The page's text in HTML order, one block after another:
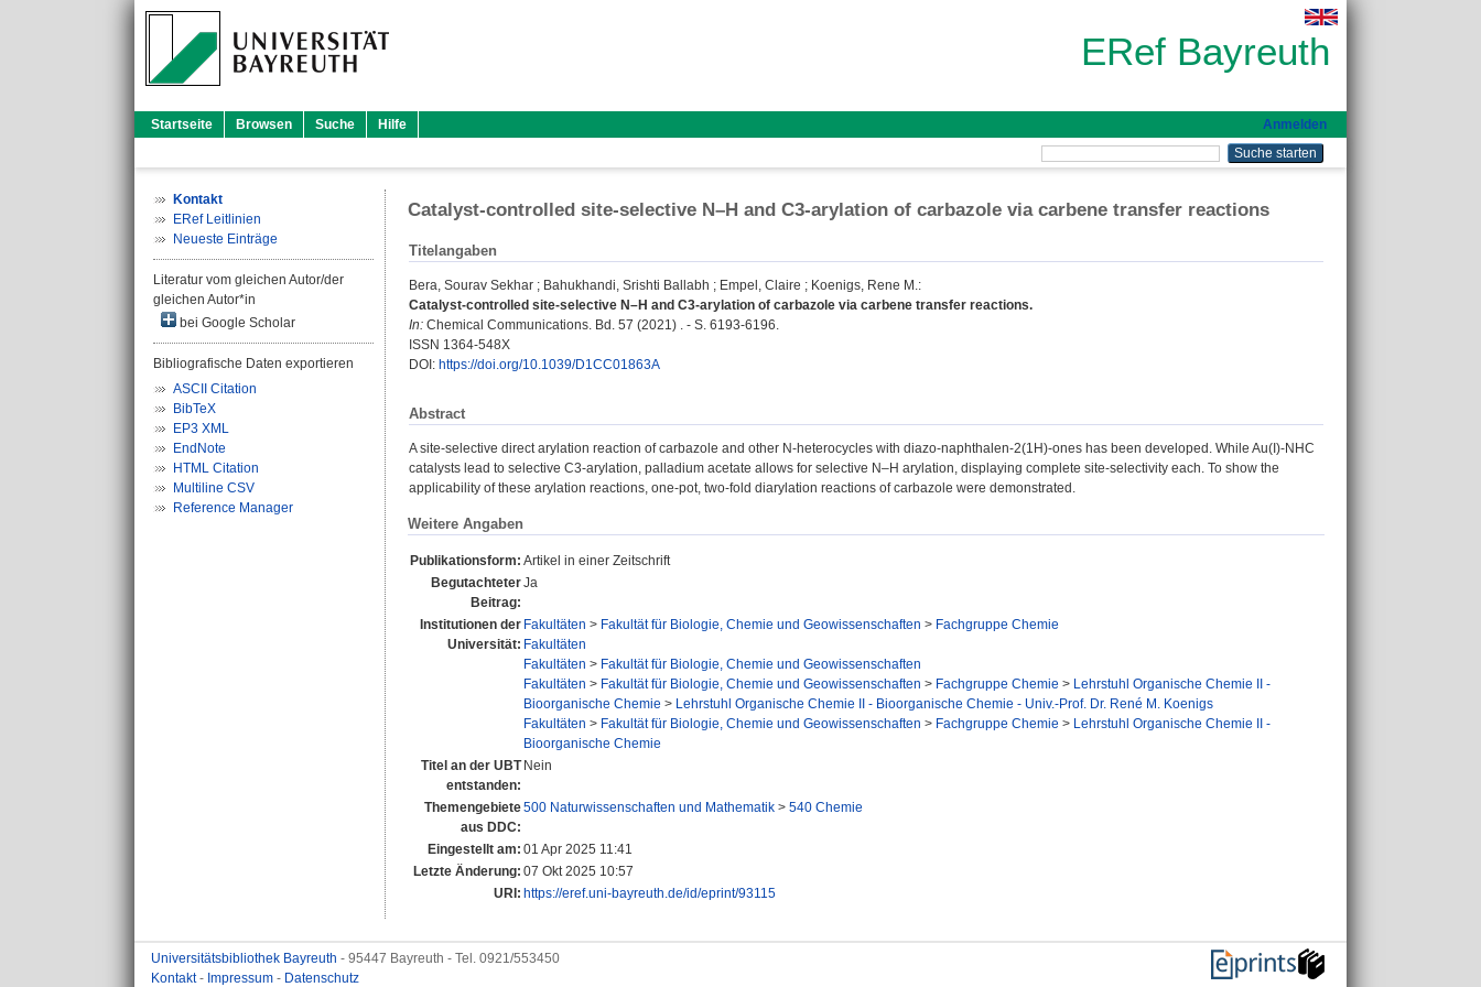
ERef Bayreuth
Startseite Browsen Suche Hilfe Anmelden
Kontakt
ERef Leitlinien
Neueste Einträge
Literatur vom gleichen Autor/der
gleichen Autor*in
bei Google Scholar
Bibliografische Daten exportieren
ASCII Citation
BibTeX
EP3 XML
EndNote
HTML Citation
Multiline CSV
Reference Manager
Catalyst-controlled site-selective N–H and C3-arylation of carbazole via carbene transfer reactions
Titelangaben
Bera, Sourav Sekhar ; Bahukhandi, Srishti Ballabh ; Empel, Claire ; Koenigs, Rene M.:
Catalyst-controlled site-selective N–H and C3-arylation of carbazole via carbene transfer reactions.
In: Chemical Communications. Bd. 57 (2021) . - S. 6193-6196.
ISSN 1364-548X
DOI: https://doi.org/10.1039/D1CC01863A
Abstract
A site-selective direct arylation reaction of carbazole and other N-heterocycles with diazo-naphthalen-2(1H)-ones has been developed. While Au(I)-NHC
catalysts lead to selective C3-arylation, palladium acetate allows for selective N–H arylation, displaying complete site-selectivity each. To show the
applicability of these arylation reactions, one-pot, two-fold diarylation reactions of carbazole were demonstrated.
Weitere Angaben
Publikationsform: Artikel in einer Zeitschrift
Begutachteter
Beitrag:
Ja
Institutionen der
Universität:
Fakultäten > Fakultät für Biologie, Chemie und Geowissenschaften > Fachgruppe Chemie
Fakultäten
Fakultäten > Fakultät für Biologie, Chemie und Geowissenschaften
Fakultäten > Fakultät für Biologie, Chemie und Geowissenschaften > Fachgruppe Chemie > Lehrstuhl Organische Chemie II -
Bioorganische Chemie > Lehrstuhl Organische Chemie II - Bioorganische Chemie - Univ.-Prof. Dr. René M. Koenigs
Fakultäten > Fakultät für Biologie, Chemie und Geowissenschaften > Fachgruppe Chemie > Lehrstuhl Organische Chemie II -
Bioorganische Chemie
Titel an der UBT
entstanden:
Nein
Themengebiete
aus DDC:
500 Naturwissenschaften und Mathematik > 540 Chemie
Eingestellt am: 01 Apr 2025 11:41
Letzte Änderung: 07 Okt 2025 10:57
URI: https://eref.uni-bayreuth.de/id/eprint/93115
Universitätsbibliothek Bayreuth - 95447 Bayreuth - Tel. 0921/553450
Kontakt- Impressum - Datenschutz